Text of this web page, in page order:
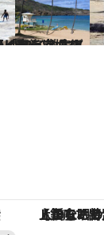
オアフ島の絶景ビーチ 徹底ガイド保存版［東海岸＃1］
け